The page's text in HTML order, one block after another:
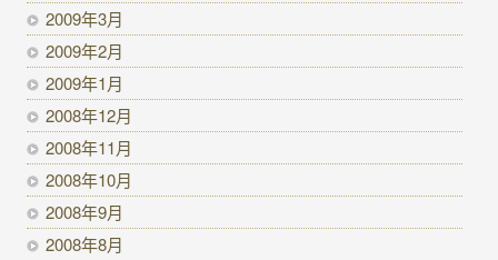
2009年3月
2009年2月
2009年1月
2008年12月
2008年11月
2008年10月
2008年9月
2008年8月